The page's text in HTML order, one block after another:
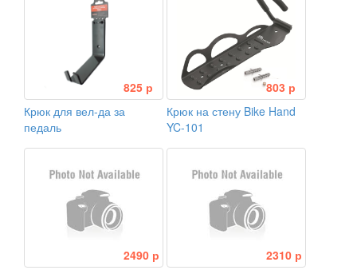
825 р
Крюк для вел-да за
педаль
803 р
Крюк на стену Bike Hand
YC-101
2490 р
2310 р